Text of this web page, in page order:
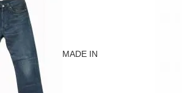
MADE IN